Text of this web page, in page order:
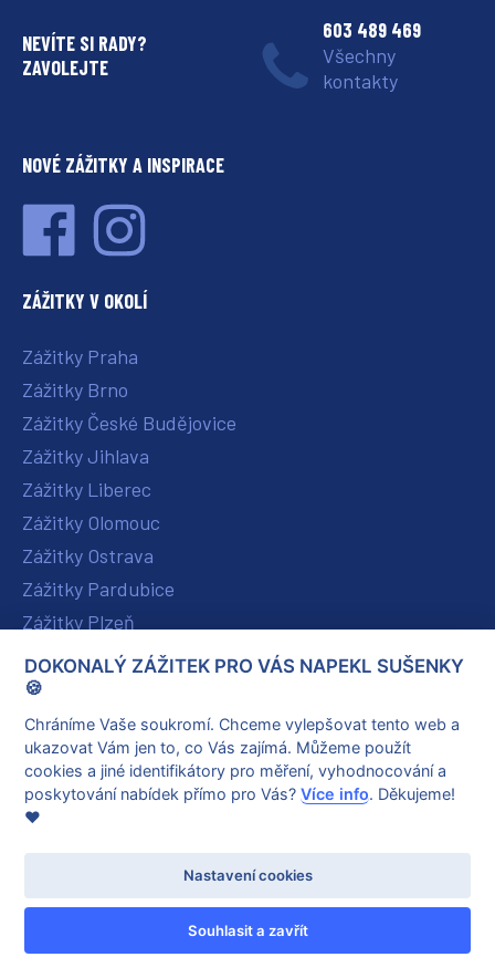
NEVÍTE SI RADY?
ZAVOLEJTE
603 489 469
Všechny
kontakty
NOVÉ ZÁŽITKY A INSPIRACE
ZÁŽITKY V OKOLÍ
Zážitky Praha
Zážitky Brno
Zážitky České Budějovice
Zážitky Jihlava
Zážitky Liberec
Zážitky Olomouc
Zážitky Ostrava
Zážitky Pardubice
Zážitky Plzeň
Zážitky Karlovy Vary
Zážitky Ústí nad Labem
Zážitky Zlín
Zážitky Hradec Králové
ZÁŽITKOVÉ DÁRKY
Zážitky pro ženy
DOKONALÝ ZÁŽITEK PRO VÁS NAPEKL SUŠENKY
🍪
Chráníme Vaše soukromí. Chceme vylepšovat tento web a
ukazovat Vám jen to, co Vás zajímá. Můžeme použít
cookies a jiné identifikátory pro měření, vyhodnocování a
poskytování nabídek přímo pro Vás?Více info. Děkujeme!
❤️
Nastavení cookies
Souhlasit a zavřít